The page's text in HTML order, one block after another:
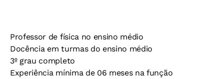
Professor de física no ensino médio
Docência em turmas do ensino médio
3º grau completo
Experiência mínima de 06 meses na função